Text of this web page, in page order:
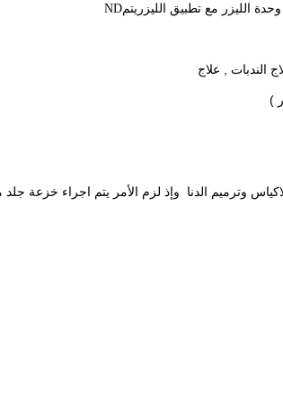
NDيتم الليزر مع تطبيق الليزر
الندبات , علاج
)
وترميم الدنا وإذ لزم الأمر يتم اجراء خزعة جلد